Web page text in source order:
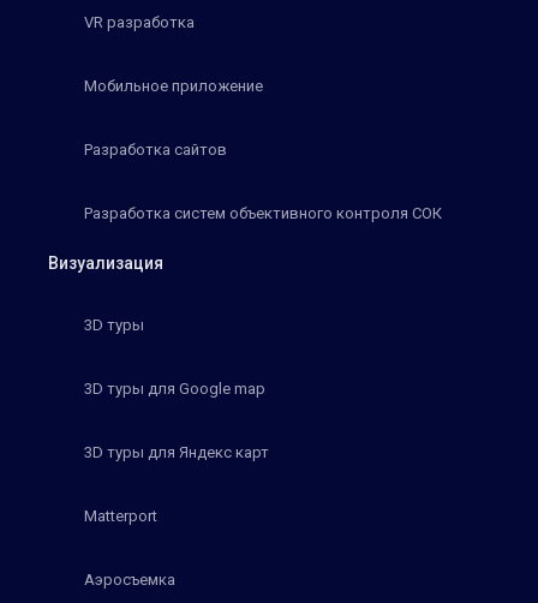
VR разработка
Мобильное приложение
Разработка сайтов
Разработка систем объективного контроля СОК
Визуализация
3D туры
3D туры для Google map
3D туры для Яндекс карт
Matterport
Аэросъемка